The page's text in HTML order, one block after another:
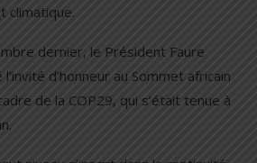
climatique.
dernier, le Président Faure
d’honneur au Sommet africain
de la COP29, qui s’était tenue à